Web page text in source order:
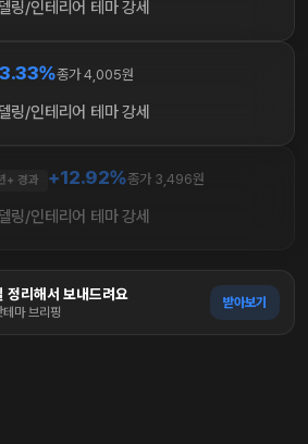
링/인테리어 테마 강세
종가 4,005원
링/인테리어 테마 강세
+ 경과 +12.92%종가 3,496원
링/인테리어 테마 강세
정리해서 보내드려요
테마 브리핑
받아보기